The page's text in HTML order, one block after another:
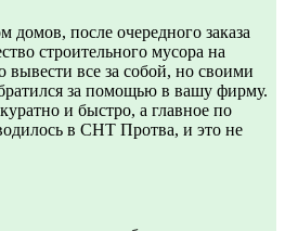
домов, после очередного заказа
строительного мусора на
вывести все за собой, но своими
за помощью в вашу фирму.
и быстро, а главное по
в СНТ Протва, и это не